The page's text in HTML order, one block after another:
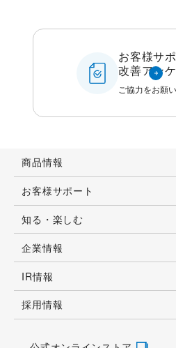
お客様サ
改善アン
ご協力をお願
商品情報
お客様サポート
知る・楽しむ
企業情報
IR情報
採用情報